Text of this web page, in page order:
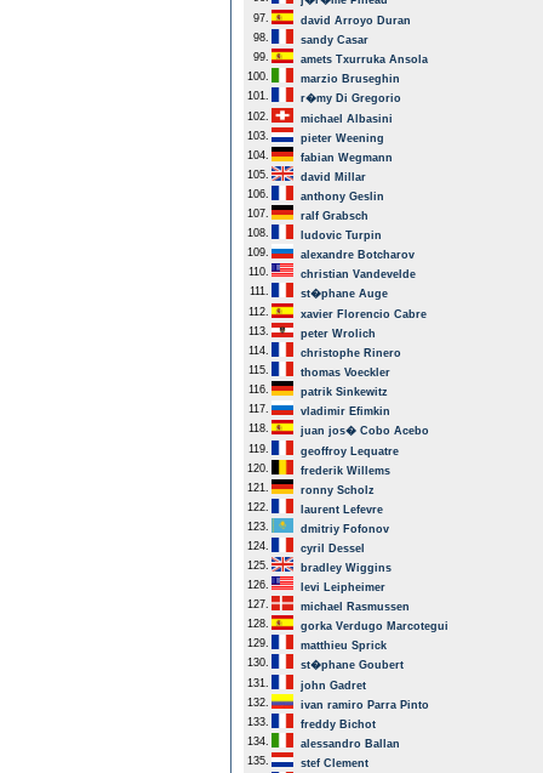
97.
david Arroyo Duran
98.
sandy Casar
99.
amets Txurruka Ansola
100.
marzio Bruseghin
101.
r�my Di Gregorio
102.
michael Albasini
103.
pieter Weening
104.
fabian Wegmann
105.
david Millar
106.
anthony Geslin
107.
ralf Grabsch
108.
ludovic Turpin
109.
alexandre Botcharov
110.
christian Vandevelde
111.
st�phane Auge
112.
xavier Florencio Cabre
113.
peter Wrolich
114.
christophe Rinero
115.
thomas Voeckler
116.
patrik Sinkewitz
117.
vladimir Efimkin
118.
juan jos� Cobo Acebo
119.
geoffroy Lequatre
120.
frederik Willems
121.
ronny Scholz
122.
laurent Lefevre
123.
dmitriy Fofonov
124.
cyril Dessel
125.
bradley Wiggins
126.
levi Leipheimer
127.
michael Rasmussen
128.
gorka Verdugo Marcotegui
129.
matthieu Sprick
130.
st�phane Goubert
131.
john Gadret
132.
ivan ramiro Parra Pinto
133.
freddy Bichot
134.
alessandro Ballan
135.
stef Clement